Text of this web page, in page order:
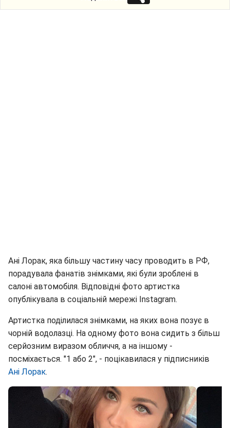
Ані Лорак, яка більшу частину часу проводить в РФ,
порадувала фанатів знімками, які були зроблені в
салоні автомобіля. Відповідні фото артистка
опублікувала в соціальній мережі Instagram.
Артистка поділилася знімками, на яких вона позує в
чорній водолазці. На одному фото вона сидить з більш
серйозним виразом обличчя, а на іншому -
посміхається. "1 або 2", - поцікавилася у підписників
Ані Лорак.